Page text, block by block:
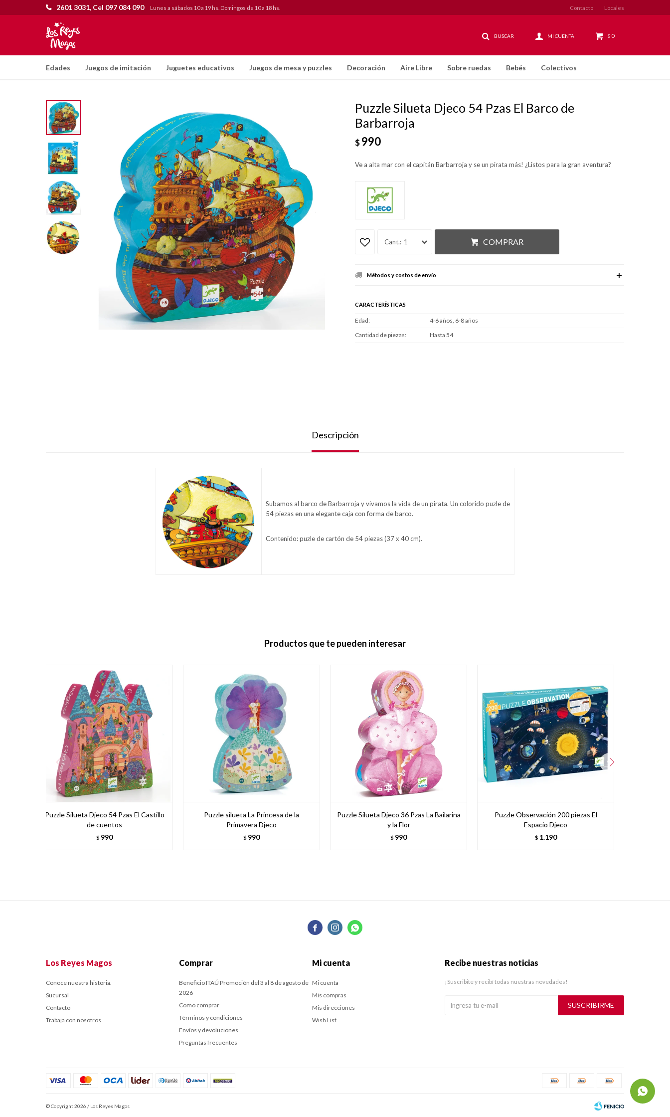
Edades Juegos de imitación Juguetes educativos Juegos de mesa y puzzles Decoración Aire Libre Sobre ruedas Bebés Colectivos
$ 0
2601 3031, Cel 097 084 090 Lunes a sábados 10 a 19 hs. Domingos de 10 a 18 hs. Contacto Locales
Puzzle Silueta Djeco 54 Pzas El Barco de
Barbarroja
$990
Ve a alta mar con el capitán Barbarroja y se un pirata más! ¿Listos para la gran aventura?
1 COMPRAR
Métodos y costos de envío
CARACTERÍSTICAS
Edad
4-6 años, 6-8 años
Cantidad de piezas
Hasta 54
Descripción
Subamos al barco de Barbarroja y vivamos la vida de un pirata. Un colorido puzle de
54 piezas en una elegante caja con forma de barco.
Contenido: puzle de cartón de 54 piezas (37 x 40 cm).
Productos que te pueden interesar
Puzzle Silueta Djeco 54 Pzas El Castillo
de cuentos
$ 990
Puzzle silueta La Princesa de la
Primavera Djeco
$ 990
Puzzle Silueta Djeco 36 Pzas La Bailarina
y la Flor
$ 990
Puzzle Observación 200 piezas El
Espacio Djeco
$ 1.190
  
Los Reyes Magos
Conoce nuestra historia.
Sucursal
Contacto
Trabaja con nosotros
Comprar
Beneficio ITAÚ Promoción del 3 al 8 de agosto de
2026
Como comprar
Términos y condiciones
Envíos y devoluciones
Preguntas frecuentes
Mi cuenta
Mi cuenta
Mis compras
Mis direcciones
Wish List
Recibe nuestras noticias
¡Suscribite y recibí todas nuestras novedades!
SUSCRIBIRME
© Copyright 2026 / Los Reyes Magos